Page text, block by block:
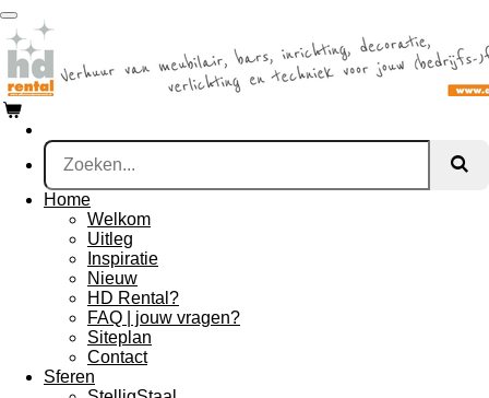
Ga
direct
naar
de
hoofdinhoud
Home
Welkom
Uitleg
Inspiratie
Nieuw
HD Rental?
FAQ | jouw vragen?
Siteplan
Contact
Sferen